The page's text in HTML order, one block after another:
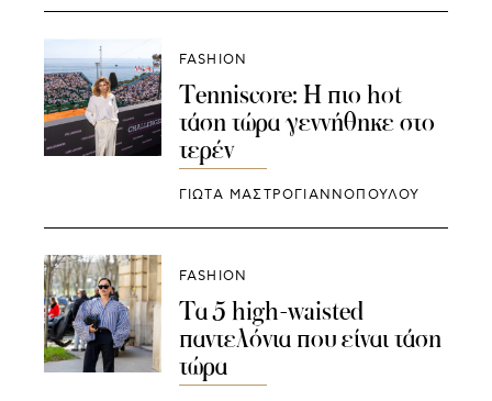
FASHION
Tenniscore: Η πιο hot
τάση τώρα γεννήθηκε στο
τερέν
ΓΙΩΤΑ ΜΑΣΤΡΟΓΙΑΝΝΟΠΟΥΛΟΥ
FASHION
Τα 5 high-waisted
παντελόνια που είναι τάση
τώρα